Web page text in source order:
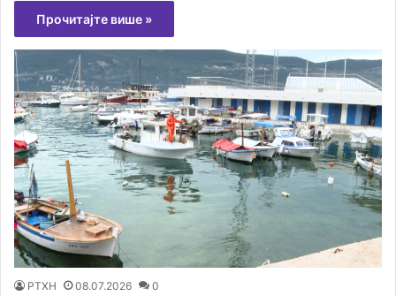
Прочитајте више »
РТХН 08.07.2026 0